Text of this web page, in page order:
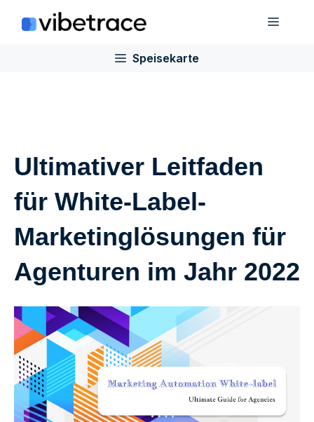
Inhalt
Speisekarte
Ultimativer Leitfaden
für White-Label-
Marketinglösungen für
Agenturen im Jahr 2022